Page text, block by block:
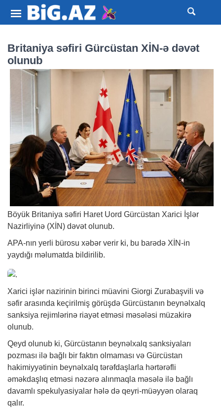
Britaniya səfiri Gürcüstan XİN-ə dəvət
olunub
Böyük Britaniya səfiri Haret Uord Gürcüstan Xarici İşlər
Nazirliyinə (XİN) dəvət olunub.
APA-nın yerli bürosu xəbər verir ki, bu barədə XİN-in
yaydığı məlumatda bildirilib.
Xarici işlər nazirinin birinci müavini Giorgi Zurabaşvili və
səfir arasında keçirilmiş görüşdə Gürcüstanın beynəlxalq
sanksiya rejimlərinə riayət etməsi məsələsi müzakirə
olunub.
Qeyd olunub ki, Gürcüstanın beynəlxalq sanksiyaları
pozması ilə bağlı bir faktın olmaması və Gürcüstan
hakimiyyətinin beynəlxalq tərəfdaşlarla hərtərəfli
əməkdaşlıq etməsi nəzərə alınmaqla məsələ ilə bağlı
davamlı spekulyasiyalar hələ də qeyri-müəyyən olaraq
qalır.